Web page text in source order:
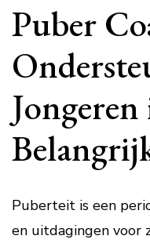
Puber
Puberteit is een
en uitdagingen voor